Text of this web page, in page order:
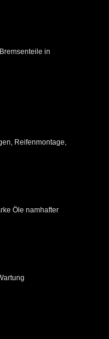
in
Reifenmontage,
Öle namhafter